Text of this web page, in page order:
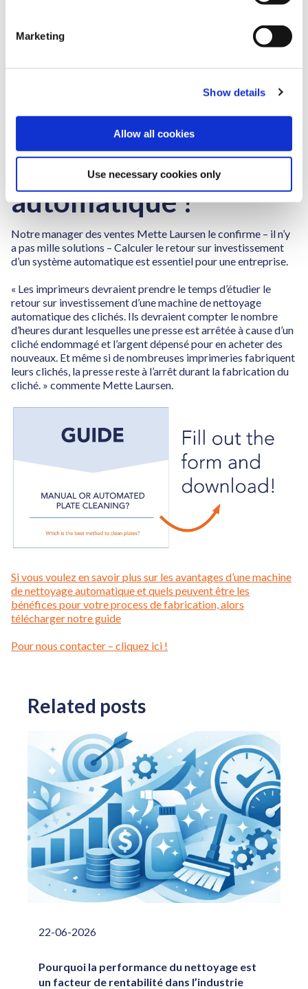
Marketing
Show details
Allow all cookies
Use necessary cookies only
Wash, les clichés ressortent propres et secs quels que soient
les types d’encre, en quelques minutes.
Quels bénéfices avec
une machine de
nettoyage
automatique ?
Notre manager des ventes Mette Laursen le confirme – il n’y
a pas mille solutions – Calculer le retour sur investissement
d’un système automatique est essentiel pour une entreprise.
« Les imprimeurs devraient prendre le temps d’étudier le
retour sur investissement d’une machine de nettoyage
automatique des clichés. Ils devraient compter le nombre
d’heures durant lesquelles une presse est arrêtée à cause d’un
cliché endommagé et l’argent dépensé pour en acheter des
nouveaux. Et même si de nombreuses imprimeries fabriquent
leurs clichés, la presse reste à l’arrêt durant la fabrication du
cliché. » commente Mette Laursen.
Si vous voulez en savoir plus sur les avantages d’une machine
de nettoyage automatique et quels peuvent être les
bénéfices pour votre process de fabrication, alors
télécharger notre guide
Pour nous contacter – cliquez ici !
Related posts
22-06-2026
Pourquoi la performance du nettoyage est
un facteur de rentabilité dans l’industrie